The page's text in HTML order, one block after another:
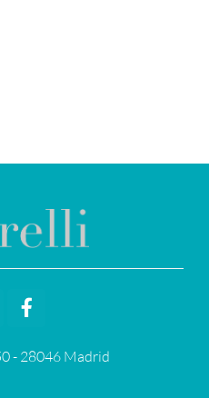
- 28046 Madrid